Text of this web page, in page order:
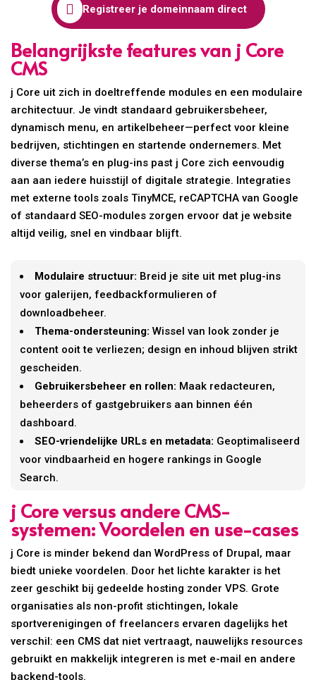
 Registreer je domeinnaam direct
Belangrijkste features van j Core
CMS
j Core uit zich in doeltreffende modules en een modulaire
architectuur. Je vindt standaard gebruikersbeheer,
dynamisch menu, en artikelbeheer—perfect voor kleine
bedrijven, stichtingen en startende ondernemers. Met
diverse thema’s en plug-ins past j Core zich eenvoudig
aan aan iedere huisstijl of digitale strategie. Integraties
met externe tools zoals TinyMCE, reCAPTCHA van Google
of standaard SEO-modules zorgen ervoor dat je website
altijd veilig, snel en vindbaar blijft.
Modulaire structuur: Breid je site uit met plug-ins
voor galerijen, feedbackformulieren of
downloadbeheer.
Thema-ondersteuning: Wissel van look zonder je
content ooit te verliezen; design en inhoud blijven strikt
gescheiden.
Gebruikersbeheer en rollen: Maak redacteuren,
beheerders of gastgebruikers aan binnen één
dashboard.
SEO-vriendelijke URLs en metadata: Geoptimaliseerd
voor vindbaarheid en hogere rankings in Google
Search.
j Core versus andere CMS-
systemen: Voordelen en use-cases
j Core is minder bekend dan WordPress of Drupal, maar
biedt unieke voordelen. Door het lichte karakter is het
zeer geschikt bij gedeelde hosting zonder VPS. Grote
organisaties als non-profit stichtingen, lokale
sportverenigingen of freelancers ervaren dagelijks het
verschil: een CMS dat niet vertraagt, nauwelijks resources
gebruikt en makkelijk integreren is met e-mail en andere
backend-tools.